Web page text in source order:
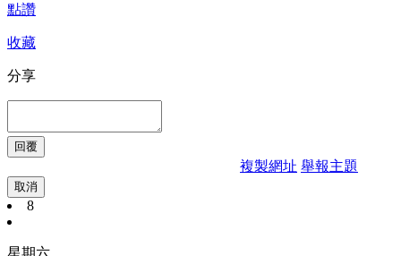
點讚
收藏
分享
複製網址 舉報主題
取消
8
星期六